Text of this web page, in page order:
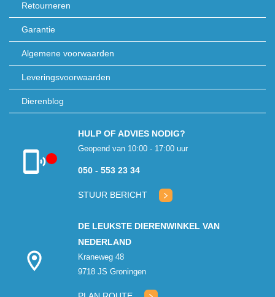
Retourneren
Garantie
Algemene voorwaarden
Leveringsvoorwaarden
Dierenblog
Klantenservice
HULP OF ADVIES NODIG?
Geopend van 10:00 - 17:00 uur
050 - 553 23 34
STUUR BERICHT
DE LEUKSTE DIERENWINKEL VAN
NEDERLAND
Kraneweg 48
9718 JS Groningen